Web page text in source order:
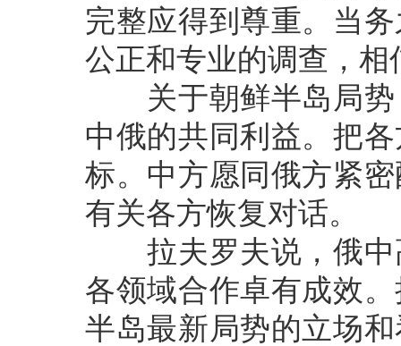
完整应得到尊重。当
公正和专业的调查，
关于朝鲜半岛局势
中俄的共同利益。把
标。中方愿同俄方紧
有关各方恢复对话。
拉夫罗夫说，俄中
各领域合作卓有成效
半岛最新局势的立场